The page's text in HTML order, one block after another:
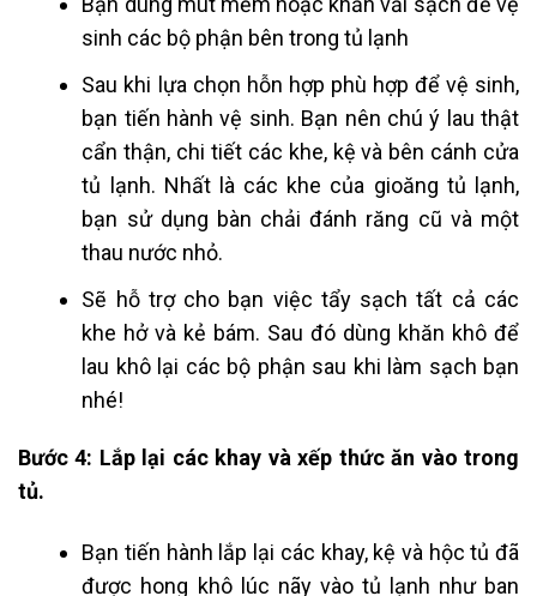
sinh các bộ phận bên trong tủ lạnh
Sau khi lựa chọn hỗn hợp phù hợp để vệ sinh,
bạn tiến hành vệ sinh. Bạn nên chú ý lau thật
cẩn thận, chi tiết các khe, kệ và bên cánh cửa
tủ lạnh. Nhất là các khe của gioăng tủ lạnh,
bạn sử dụng bàn chải đánh răng cũ và một
thau nước nhỏ.
Sẽ hỗ trợ cho bạn việc tẩy sạch tất cả các
khe hở và kẻ bám. Sau đó dùng khăn khô để
lau khô lại các bộ phận sau khi làm sạch bạn
nhé!
Bước 4: Lắp lại các khay và xếp thức ăn vào trong
tủ.
Bạn tiến hành lắp lại các khay, kệ và hộc tủ đã
được hong khô lúc nãy vào tủ lạnh như ban